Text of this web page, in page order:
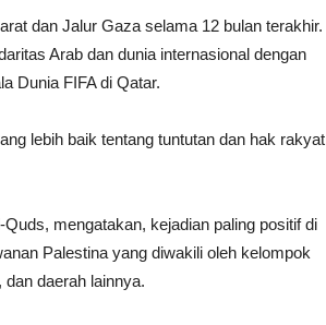
dan Jalur Gaza selama 12 bulan terakhir.
Arab dan dunia internasional dengan
Dunia FIFA di Qatar.
lebih baik tentang tuntutan dan hak rakyat
mengatakan, kejadian paling positif di
Palestina yang diwakili oleh kelompok
daerah lainnya.